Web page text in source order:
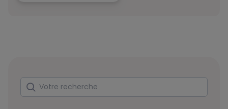
Rechercher
Votre recherche